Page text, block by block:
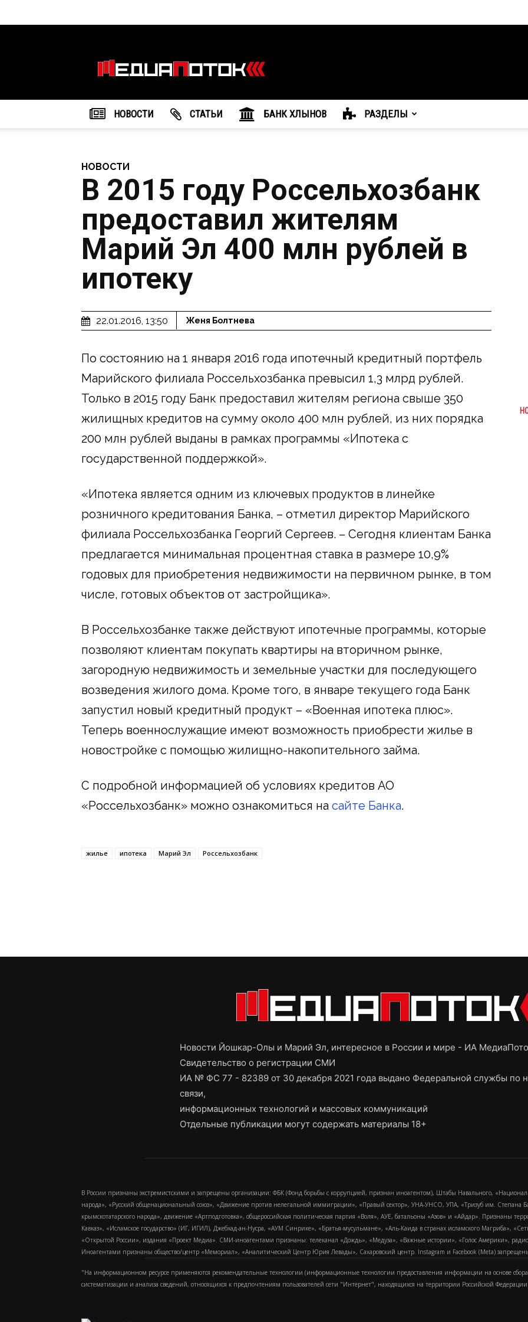
агентство
"МедиаПоток"
НОВОСТИ CТАТЬИ БАНК ХЛЫНОВ РАЗДЕЛЫ
НОВОСТИ
В 2015 году Россельхозбанк
предоставил жителям
Марий Эл 400 млн рублей в
ипотеку
22.01.2016, 13:50 Женя Болтнева
По состоянию на 1 января 2016 года ипотечный кредитный портфель
Марийского филиала Россельхозбанка превысил 1,3 млрд рублей.
Только в 2015 году Банк предоставил жителям региона свыше 350
жилищных кредитов на сумму около 400 млн рублей, из них порядка
200 млн рублей выданы в рамках программы «Ипотека с
государственной поддержкой».
«Ипотека является одним из ключевых продуктов в линейке
розничного кредитования Банка, – отметил директор Марийского
филиала Россельхозбанка Георгий Сергеев. – Сегодня клиентам Банка
предлагается минимальная процентная ставка в размере 10,9%
годовых для приобретения недвижимости на первичном рынке, в том
числе, готовых объектов от застройщика».
В Россельхозбанке также действуют ипотечные программы, которые
позволяют клиентам покупать квартиры на вторичном рынке,
загородную недвижимость и земельные участки для последующего
возведения жилого дома. Кроме того, в январе текущего года Банк
запустил новый кредитный продукт – «Военная ипотека плюс».
Теперь военнослужащие имеют возможность приобрести жилье в
новостройке c помощью жилищно-накопительного займа.
С подробной информацией об условиях кредитов АО
«Россельхозбанк» можно ознакомиться на сайте Банка.
жилье ипотека Марий Эл Россельхозбанк
Новости Йошкар-Олы и Марий Эл, интересное в России и мире - ИА
Свидетельство о регистрации СМИ
ИА № ФС 77 - 82389 от 30 декабря 2021 года выдано Федеральной службы по
связи,
информационных технологий и массовых коммуникаций
Отдельные публикации могут содержать материалы 18+
В России признаны экстремистскими и запрещены организации: ФБК (Фонд борьбы с коррупцией, признан иноагентом), Штабы Навального,
народа», «Русский общенациональный союз», «Движение против нелегальной иммиграции», «Правый сектор», УНА-УНСО, УПА, «Тризуб им.
крымскотатарского народа», движение «Артподготовка», общероссийская политическая партия «Воля», АУЕ, батальоны «Азов» и «Айдар». Признаны
Кавказ», «Исламское государство» (ИГ, ИГИЛ), Джебхад-ан-Нусра, «АУМ Синрике», «Братья-мусульмане», «Аль-Каида в странах исламского Магриба»,
«Открытой России», издания «Проект Медиа». СМИ-иноагентами признаны: телеканал «Дождь», «Медуза», «Важные истории», «Голос Америки»,
Иноагентами признаны общество/центр «Мемориал», «Аналитический Центр Юрия Левады», Сахаровский центр. Instagram и Facebook (Metа)
"На информационном ресурсе применяются рекомендательные технологии (информационные технологии предоставления информации на основе
систематизации и анализа сведений, относящихся к предпочтениям пользователей сети "Интернет", находящихся на территории Российской